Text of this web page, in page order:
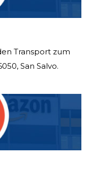
Transport zum
San Salvo.